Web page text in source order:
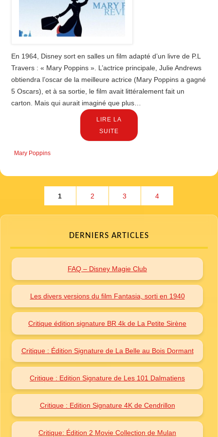
En 1964, Disney sort en salles un film adapté d’un livre de P.L
Travers : « Mary Poppins ». L’actrice principale, Julie Andrews
obtiendra l’oscar de la meilleure actrice (Mary Poppins a gagné
5 Oscars), et à sa sortie, le film avait littéralement fait un
carton. Mais qui aurait imaginé que plus…
LIRE LA
SUITE
Mary Poppins
1 2 3 4
DERNIERS ARTICLES
FAQ – Disney Magie Club
Les divers versions du film Fantasia, sorti en 1940
Critique édition signature BR 4k de La Petite Sirène
Critique : Édition Signature de La Belle au Bois Dormant
Critique : Edition Signature de Les 101 Dalmatiens
Critique : Edition Signature 4K de Cendrillon
Critique: Édition 2 Movie Collection de Mulan